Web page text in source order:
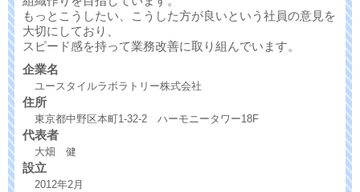
もっとこうしたい、こうした方が良いという社員の意見を
大切にしており、
スピード感を持って業務改善に取り組んでいます。
企業名
ユースタイルラボラトリー株式会社
住所
東京都中野区本町1-32-2 ハーモニータワー18F
代表者
大畑 健
設立
2012年2月